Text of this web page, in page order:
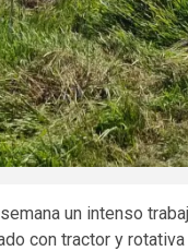
un intenso
con tractor y